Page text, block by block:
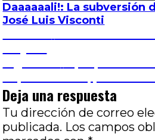
Daaaaaali!: La subversión
José Luis Visconti
Navegación
de
entradas
Deja una respuesta
Tu dirección de correo
publicada. Los campos